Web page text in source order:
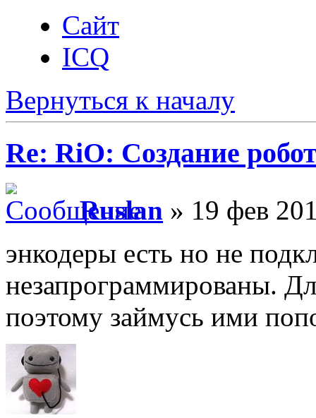
Сайт
ICQ
Вернуться к началу
Re: RiO: Создание
Ruslan » 19 фев
энкодеры есть но не
незапрограммированы.
поэтому займусь ими